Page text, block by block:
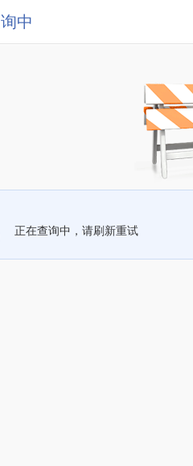
中
正在查询中，请刷新重试